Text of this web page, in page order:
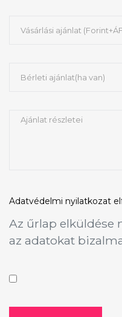
Adatvédelmi nyilatkozat
Az űrlap elküldése
az adatokat